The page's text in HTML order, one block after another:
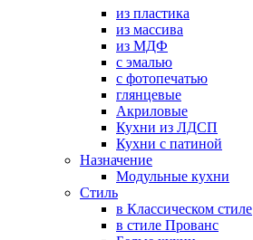
из пластика
из массива
из МДФ
с эмалью
с фотопечатью
глянцевые
Акриловые
Кухни из ЛДСП
Кухни с патиной
Назначение
Модульные кухни
Стиль
в Классическом стиле
в стиле Прованс